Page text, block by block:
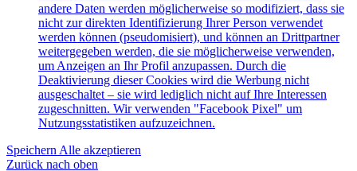
andere Daten werden möglicherweise so modifiziert, dass sie
nicht zur direkten Identifizierung Ihrer Person verwendet
werden können (pseudomisiert), und können an Drittpartner
weitergegeben werden, die sie möglicherweise verwenden,
um Anzeigen an Ihr Profil anzupassen. Durch die
Deaktivierung dieser Cookies wird die Werbung nicht
ausgeschaltet – sie wird lediglich nicht auf Ihre Interessen
zugeschnitten. Wir verwenden "Facebook Pixel" um
Nutzungsstatistiken aufzuzeichnen.
Speichern Alle akzeptieren
Zurück nach oben